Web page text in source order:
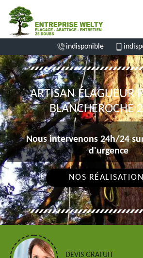
indisponible
ARTISAN ÉLAGUEUR
BLANCHEROCHE
Nous intervenons 24h/24
d'urgence
NOS
DEVIS GRATUIT